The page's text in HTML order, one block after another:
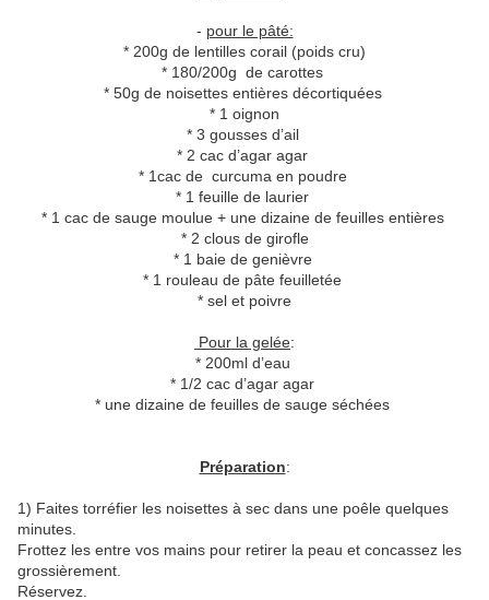
- pour le pâté:
* 200g de lentilles corail (poids cru)
* 180/200g de carottes
* 50g de noisettes entières décortiquées
* 1 oignon
* 3 gousses d’ail
* 2 cac d’agar agar
* 1cac de curcuma en poudre
* 1 feuille de laurier
* 1 cac de sauge moulue + une dizaine de feuilles entières
* 2 clous de girofle
* 1 baie de genièvre
* 1 rouleau de pâte feuilletée
* sel et poivre
Pour la gelée:
* 200ml d’eau
* 1/2 cac d’agar agar
* une dizaine de feuilles de sauge séchées
Préparation:
1) Faites torréfier les noisettes à sec dans une poêle quelques
minutes.
Frottez les entre vos mains pour retirer la peau et concassez les
grossièrement.
Réservez.